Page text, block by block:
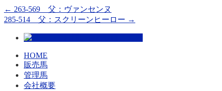
← 263-569 父：ヴァンセンヌ
285-514 父：スクリーンヒーロー →
HOME
販売馬
管理馬
会社概要